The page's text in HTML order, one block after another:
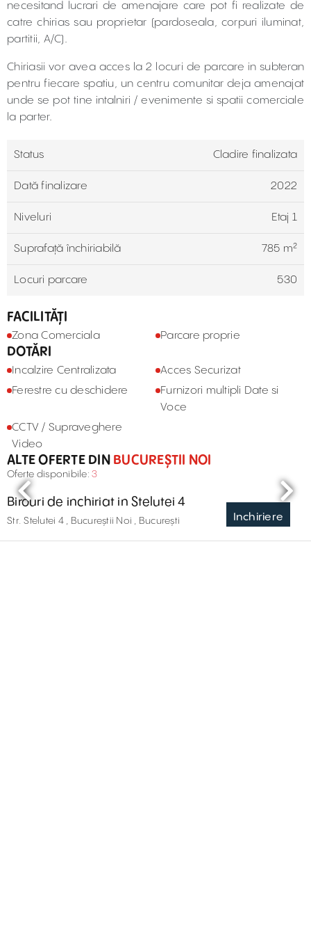
necesitand lucrari de amenajare care pot fi realizate de
catre chirias sau proprietar (pardoseala, corpuri iluminat,
partitii, A/C).
Chiriasii vor avea acces la 2 locuri de parcare in subteran
pentru fiecare spatiu, un centru comunitar deja amenajat
unde se pot tine intalniri / evenimente si spatii comerciale
la parter.
Status Cladire finalizata
Dată finalizare 2022
Niveluri Etaj 1
Suprafață închiriabilă 785 m²
Locuri parcare 530
FACILITĂȚI
Zona Comerciala Parcare proprie
DOTĂRI
Incalzire Centralizata
Acces Securizat
Ferestre cu deschidere
Furnizori multipli Date si
Voce
CCTV / Supraveghere
Video
ALTE OFERTE DINBUCUREȘTII NOI
Oferte disponibile: 3
Inchiriere
Birouri de inchiriat in Stelutei 4
Str. Stelutei 4 , Bucureștii Noi , București